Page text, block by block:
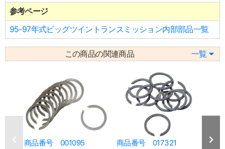
参考ページ
95-97年式ビッグツイントランスミッション内部部品一覧
この商品の関連商品 一覧
商品番号 001095 商品番号 017321 商